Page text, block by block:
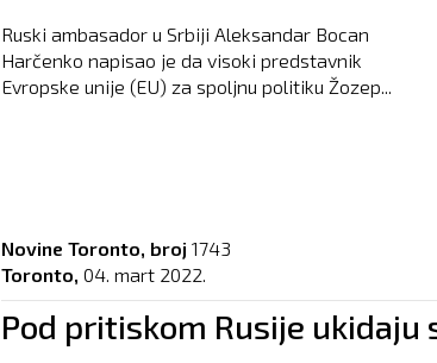
Ruski ambasador u Srbiji Aleksandar Bocan
Harčenko napisao je da visoki predstavnik
Evropske unije (EU) za spoljnu politiku Žozep...
Novine Toronto, broj 1743
Toronto, 04. mart 2022.
Pod pritiskom Rusije ukidaju